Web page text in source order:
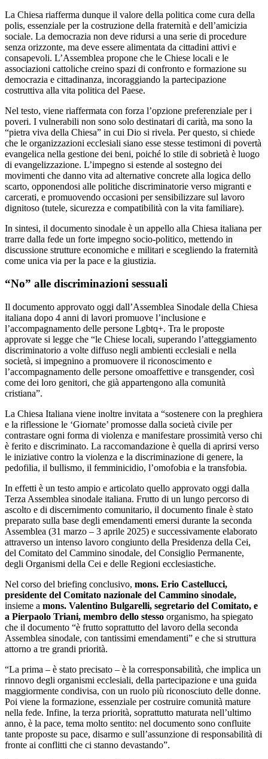
La Chiesa riafferma dunque il valore della politica come cura della
polis, essenziale per la costruzione della fraternità e dell’amicizia
sociale. La democrazia non deve ridursi a una serie di procedure
senza orizzonte, ma deve essere alimentata da cittadini attivi e
consapevoli. L’Assemblea propone che le Chiese locali e le
associazioni cattoliche creino spazi di confronto e formazione su
democrazia e cittadinanza, incoraggiando la partecipazione
costruttiva alla vita politica del Paese.
Nel testo, viene riaffermata con forza l’opzione preferenziale per i
poveri. I vulnerabili non sono solo destinatari di carità, ma sono la
“pietra viva della Chiesa” in cui Dio si rivela. Per questo, si chiede
che le organizzazioni ecclesiali siano esse stesse testimoni di povertà
evangelica nella gestione dei beni, poiché lo stile di sobrietà è luogo
di evangelizzazione. L’impegno si estende al sostegno dei
movimenti che danno vita ad alternative concrete alla logica dello
scarto, opponendosi alle politiche discriminatorie verso migranti e
carcerati, e promuovendo occasioni per sensibilizzare sul lavoro
dignitoso (tutele, sicurezza e compatibilità con la vita familiare).
In sintesi, il documento sinodale è un appello alla Chiesa italiana per
trarre dalla fede un forte impegno socio-politico, mettendo in
discussione strutture economiche e militari e scegliendo la fraternità
come unica via per la pace e la giustizia.
“No” alle discriminazioni sessuali
Il documento approvato oggi dall’Assemblea Sinodale della Chiesa
italiana dopo 4 anni di lavori promuove l’inclusione e
l’accompagnamento delle persone Lgbtq+. Tra le proposte
approvate si legge che “le Chiese locali, superando l’atteggiamento
discriminatorio a volte diffuso negli ambienti ecclesiali e nella
società, si impegnino a promuovere il riconoscimento e
l’accompagnamento delle persone omoaffettive e transgender, così
come dei loro genitori, che già appartengono alla comunità
cristiana”.
La Chiesa Italiana viene inoltre invitata a “sostenere con la preghiera
e la riflessione le ‘Giornate’ promosse dalla società civile per
contrastare ogni forma di violenza e manifestare prossimità verso chi
è ferito e discriminato. La raccomandazione è quella di aprirsi verso
le iniziative contro la violenza e la discriminazione di genere, la
pedofilia, il bullismo, il femminicidio, l’omofobia e la transfobia.
In effetti è un testo ampio e articolato quello approvato oggi dalla
Terza Assemblea sinodale italiana. Frutto di un lungo percorso di
ascolto e di discernimento comunitario, il documento finale è stato
preparato sulla base degli emendamenti emersi durante la seconda
Assemblea (31 marzo – 3 aprile 2025) e successivamente elaborato
attraverso un intenso lavoro congiunto della Presidenza della Cei,
del Comitato del Cammino sinodale, del Consiglio Permanente,
degli Organismi della Cei e delle Regioni ecclesiastiche.
Nel corso del briefing conclusivo, mons. Erio Castellucci,
presidente del Comitato nazionale del Cammino sinodale,
insieme a mons. Valentino Bulgarelli, segretario del Comitato, e
a Pierpaolo Triani, membro dello stesso organismo, ha spiegato
che il documento “è frutto soprattutto del lavoro della seconda
Assemblea sinodale, con tantissimi emendamenti” e che si struttura
attorno a tre grandi priorità.
“La prima – è stato precisato – è la corresponsabilità, che implica un
rinnovo degli organismi ecclesiali, della partecipazione e una guida
maggiormente condivisa, con un ruolo più riconosciuto delle donne.
Poi viene la formazione, essenziale per costruire comunità mature
nella fede. Infine, la terza priorità, soprattutto maturata nell’ultimo
anno, è la pace, tema molto sentito: nel documento sono confluite
tante proposte su pace, disarmo e sull’assunzione di responsabilità di
fronte ai conflitti che ci stanno devastando”.